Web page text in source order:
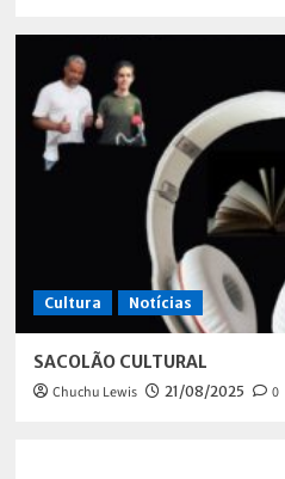
Cultura Notícias
SACOLÃO CULTURAL
Chuchu Lewis 21/08/2025 0